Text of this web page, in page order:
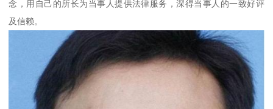
念，用自己的所长为当事人提供法律服务，深得当事人的一致好评
及信赖。